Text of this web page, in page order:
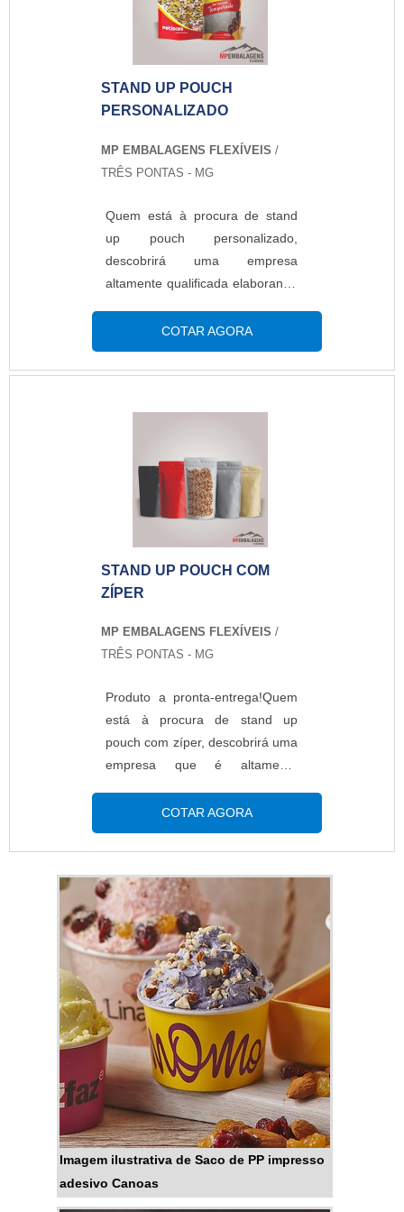
vezes, sem danificar o material.O
PRODUTO GARANTE UMA
SÉRIE DE BENEFÍCIOSOs
STAND UP POUCH
PERSONALIZADO
MP EMBALAGENS FLEXÍVEIS /
TRÊS PONTAS - MG
Quem está à procura de stand
up pouch personalizado,
descobrirá uma empresa
altamente qualificada elaborando
melhor companhia do segmento
e encontrando sofisticação e
preço justo em um só
cliente poderá contar com
proteção e com as melhores
soluções para embalagens
plásticas.MAIS DETALHES
PERSONALIZADOA MP
Embalagens Flexíveis foca sua
energia em produzir uma
estrutura aos clientes com
Embalagens Flexíveis se mostra
referência por ter: Melhores
soluções para embalagens
plásticas; Impressão de
embalagens em até 8 cores;
Melhores tecnologias do
mercado para entregar um
produto de extrema qualidade;
Sistema de atendimento
eficaz.Ainda com uma visão
analítica sobre stand up pouch
personalizado, mais do que visar
apenas lucratividade, deve
oferecer produtos e serviços que
tenham ótima qualidade e
COTAR AGORA
STAND UP POUCH COM
ZÍPER
MP EMBALAGENS FLEXÍVEIS /
TRÊS PONTAS - MG
Produto a pronta-entrega!Quem
está à procura de stand up
pouch com zíper, descobrirá uma
empresa que é altamente
orçamento detalhado na melhor
companhia do segmento e
encontrando sofisticação e preço
justo em um só
lugar.INFORMAÇÕES
RELEVANTES SOBRE STAND
UP POUCH COM ZÍPERSe
alguém quer achar stand up
pouch com zíper em uma
empresa comprometida com
seus serviços, acha a MP
Embalagens Flexíveis. Atuando
com filmes plásticos e rótulos
para embalagens, a companhia
oferece sempre a melhor opção
para o cliente final.Sem trocar o
foco sobre stand up pouch com
COTAR AGORA
Imagem ilustrativa de Saco de PP impresso
adesivo Canoas